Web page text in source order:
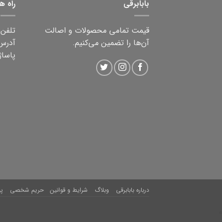
بابابرقی
قیمت تمامی محصولات و اصالت
آن‌ها را تضمین می‌کنیم.
راه
تلفن
درباره بابابرقی وبلاگ شرایط و قوانین حریم شخصی